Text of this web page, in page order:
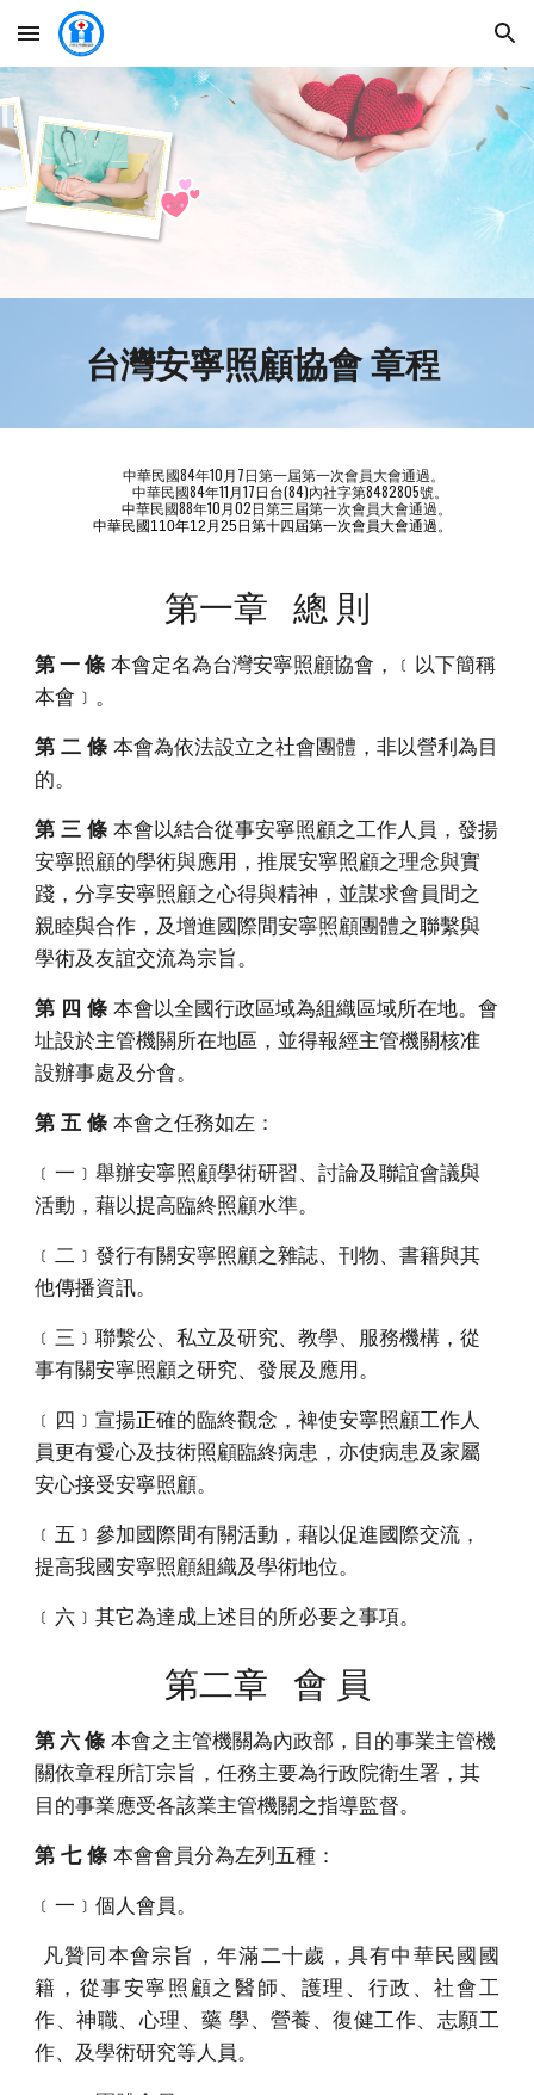
Skip to main content Skip to navigation
台灣安寧照顧協會 章程
中華民國84年10月7日第一屆第一次會員大會通過。
中華民國84年11月17日台(84)內社字第8482805號。
中華民國88年10月02日第三屆第一次會員大會通過。
中華民國110年12月25日第十四屆第一次會員大會通過。
第一章 總 則
第 一 條 本會定名為台灣安寧照顧協會，﹝以下簡稱
本會﹞。
第 二 條 本會為依法設立之社會團體，非以營利為目
的。
第 三 條 本會以結合從事安寧照顧之工作人員，發揚
安寧照顧的學術與應用，推展安寧照顧之理念與實
踐，分享安寧照顧之心得與精神，並謀求會員間之
親睦與合作，及增進國際間安寧照顧團體之聯繫與
學術及友誼交流為宗旨。
第 四 條 本會以全國行政區域為組織區域所在地。會
址設於主管機關所在地區，並得報經主管機關核准
設辦事處及分會。
第 五 條 本會之任務如左：
﹝一﹞舉辦安寧照顧學術研習、討論及聯誼會議與
活動，藉以提高臨終照顧水準。
﹝二﹞發行有關安寧照顧之雜誌、刊物、書籍與其
他傳播資訊。
﹝三﹞聯繫公、私立及研究、教學、服務機構，從
事有關安寧照顧之研究、發展及應用。
﹝四﹞宣揚正確的臨終觀念，裨使安寧照顧工作人
員更有愛心及技術照顧臨終病患，亦使病患及家屬
安心接受安寧照顧。
﹝五﹞參加國際間有關活動，藉以促進國際交流，
提高我國安寧照顧組織及學術地位。
﹝六﹞其它為達成上述目的所必要之事項。
第二章 會 員
第 六 條 本會之主管機關為內政部，目的事業主管機
關依章程所訂宗旨，任務主要為行政院衛生署，其
目的事業應受各該業主管機關之指導監督。
第 七 條 本會會員分為左列五種：
﹝一﹞個人會員。
凡贊同本會宗旨，年滿二十歲，具有中華民國國
籍，從事安寧照顧之醫師、護理、行政、社會工
作、神職、心理、藥 學、營養、復健工作、志願工
作、及學術研究等人員。